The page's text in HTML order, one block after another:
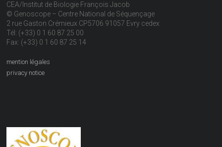
CEA/Institut de Biologie François Jacob
© Genoscope – Centre National de Séquençage
2 rue Gaston Crémieux CP5706 91057 Evry cedex
Tél: (+33) 0 1 60 87 25 00
Fax: (+33) 0 1 60 87 25 14
mention légales
privacy notice